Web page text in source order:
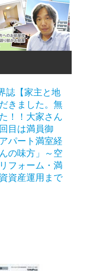
誌【家主と地
きました。無
！！大家さん
目は満員御
パート満室経
の味方」～空
フォーム・満
資産運用まで